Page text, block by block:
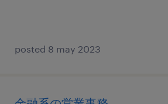
posted 8 may 2023